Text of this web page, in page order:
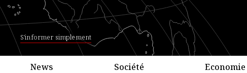
S'informer simplement
News Société Economie